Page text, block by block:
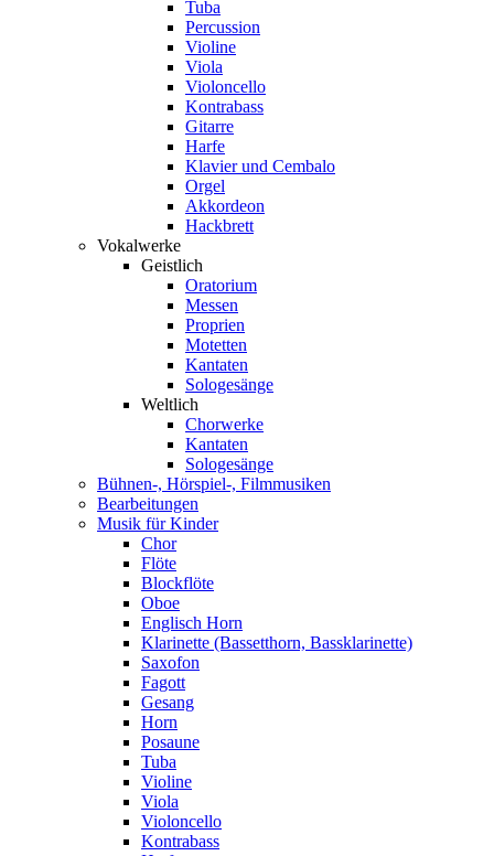
Tuba
Percussion
Violine
Viola
Violoncello
Kontrabass
Gitarre
Harfe
Klavier und Cembalo
Orgel
Akkordeon
Hackbrett
Vokalwerke
Geistlich
Oratorium
Messen
Proprien
Motetten
Kantaten
Sologesänge
Weltlich
Chorwerke
Kantaten
Sologesänge
Bühnen-, Hörspiel-, Filmmusiken
Bearbeitungen
Musik für Kinder
Chor
Flöte
Blockflöte
Oboe
Englisch Horn
Klarinette (Bassetthorn, Bassklarinette)
Saxofon
Fagott
Gesang
Horn
Posaune
Tuba
Violine
Viola
Violoncello
Kontrabass